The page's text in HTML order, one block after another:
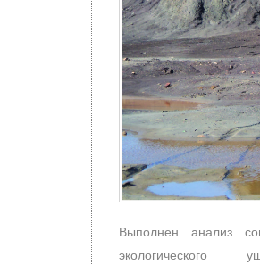
Выполнен анализ
экологического